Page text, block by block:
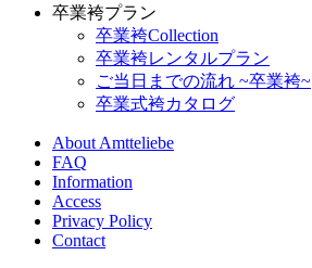
卒業袴プラン
卒業袴Collection
卒業袴レンタルプラン
ご当日までの流れ ~卒業袴~
卒業式袴カタログ
About Amtteliebe
FAQ
Information
Access
Privacy Policy
Contact